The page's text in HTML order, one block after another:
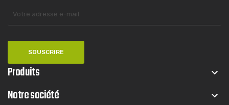
Produits keyboard_arrow_down
Notre société keyboard_arrow_down